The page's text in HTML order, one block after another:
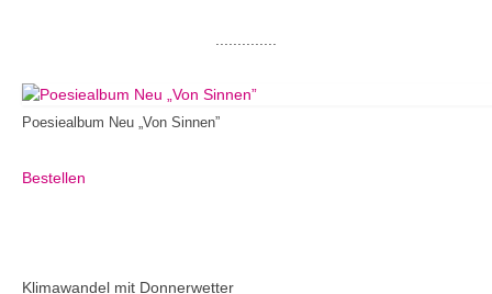
Poesiealbum Neu „Von Sinnen”
Bestellen
Klimawandel mit Donnerwetter